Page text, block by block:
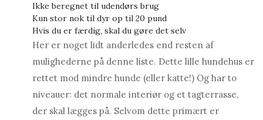
Ikke beregnet til udendørs brug
Kun stor nok til dyr op til 20 pund
Hvis du er færdig, skal du gøre det selv
Her er noget lidt anderledes end resten af ​​
mulighederne på denne liste. Dette lille hundehus er
rettet mod mindre hunde (eller katte!) Og har to
niveauer: det normale interiør og et tagterrasse,
der skal lægges på. Selvom dette primært er